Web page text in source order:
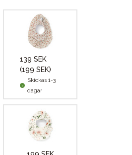
139 SEK
(199 SEK)
Skickas 1-3
dagar